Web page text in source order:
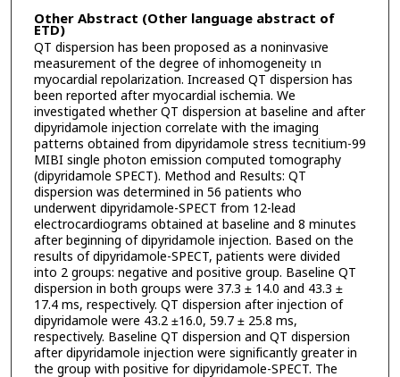
Other Abstract (Other language abstract of
ETD)
QT dispersion has been proposed as a noninvasive
measurement of the degree of inhomogeneity เท
myocardial repolarization. Increased QT dispersion has
been reported after myocardial ischemia. We
investigated whether QT dispersion at baseline and after
dipyridamole injection correlate with the imaging
patterns obtained from dipyridamole stress tecnitium-99
MIBI single photon emission computed tomography
(dipyridamole SPECT). Method and Results: QT
dispersion was determined in 56 patients who
underwent dipyridamole-SPECT from 12-lead
electrocardiograms obtained at baseline and 8 minutes
after beginning of dipyridamole injection. Based on the
results of dipyridamole-SPECT, patients were divided
into 2 groups: negative and positive group. Baseline QT
dispersion in both groups were 37.3 ± 14.0 and 43.3 ±
17.4 ms, respectively. QT dispersion after injection of
dipyridamole were 43.2 ±16.0, 59.7 ± 25.8 ms,
respectively. Baseline QT dispersion and QT dispersion
after dipyridamole injection were significantly greater in
the group with positive for dipyridamole-SPECT. The